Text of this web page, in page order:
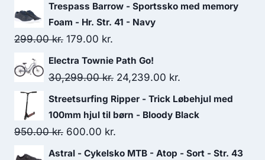
Trespass Barrow - Sportssko med memory
Foam - Hr. Str. 41 - Navy
299.00kr. Original
price
was:
179.00 kr.
price
is:
Electra Townie Path Go!
30,299.00kr. Original
price
was:
24,239.00 kr.
price
is:
Streetsurfing Ripper - Trick Løbehjul med
100mm hjul til børn - Bloody Black
950.00kr. Original
price
600.00 kr.
price
Astral - Cykelsko MTB - Atop - Sort - Str. 43